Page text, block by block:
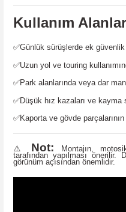
Kullanım
✅Günlük sürüşlerde ek güvenlik
✅Uzun yol ve touring
✅Park alanlarında veya dar
✅Düşük hız kazaları ve kayma
✅Kaporta ve gövde
⚠️ Not: Montajın,
tarafından yapılması
görünüm açısından önemlidir.